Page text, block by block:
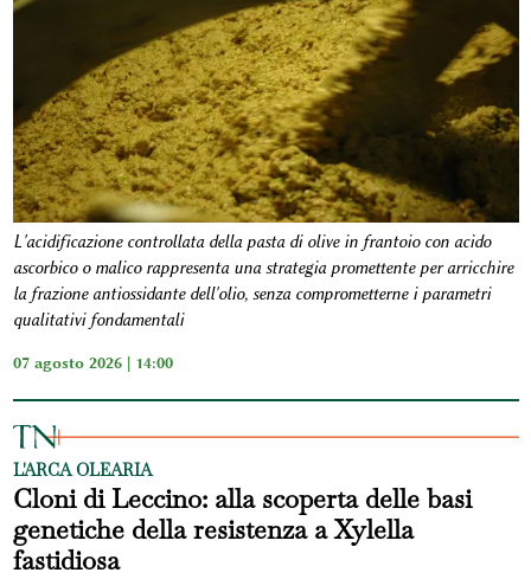
L'acidificazione controllata della pasta di olive in frantoio con acido
ascorbico o malico rappresenta una strategia promettente per arricchire
la frazione antiossidante dell'olio, senza comprometterne i parametri
qualitativi fondamentali
07 agosto 2026 | 14:00
L'ARCA OLEARIA
Cloni di Leccino: alla scoperta delle basi
genetiche della resistenza a Xylella
fastidiosa